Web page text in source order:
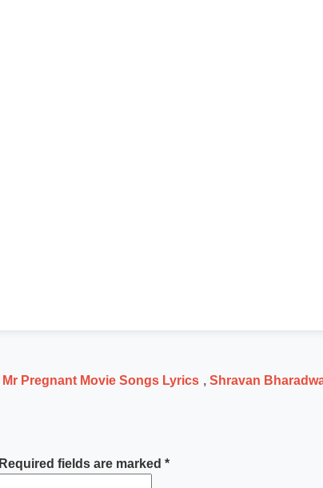
Mr Pregnant Movie Songs Lyrics , Shravan
Required fields are marked *